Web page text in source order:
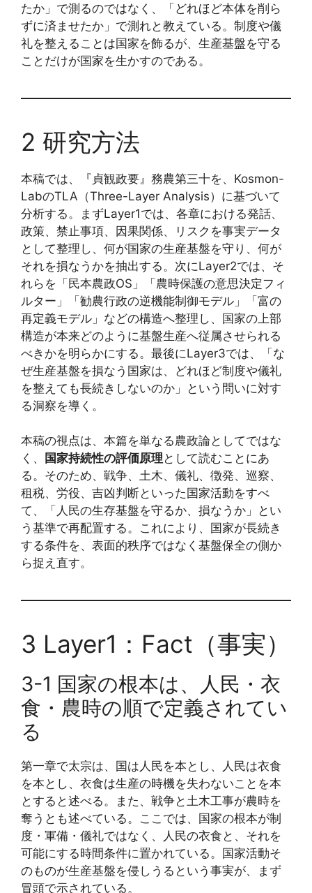
たか」で測るのではなく、「どれほど本体を削ら
ずに済ませたか」で測れと教えている。制度や儀
礼を整えることは国家を飾るが、生産基盤を守る
ことだけが国家を生かすのである。
2 研究方法
本稿では、『貞観政要』務農第三十を、Kosmon-
LabのTLA（Three-Layer Analysis）に基づいて
分析する。まずLayer1では、各章における発話、
政策、禁止事項、因果関係、リスクを事実データ
として整理し、何が国家の生産基盤を守り、何が
それを損なうかを抽出する。次にLayer2では、そ
れらを「民本農政OS」「農時保護の意思決定フィ
ルター」「勧農行政の逆機能制御モデル」「富の
再定義モデル」などの構造へ整理し、国家の上部
構造が本来どのように基盤生産へ従属させられる
べきかを明らかにする。最後にLayer3では、「な
ぜ生産基盤を損なう国家は、どれほど制度や儀礼
を整えても長続きしないのか」という問いに対す
る洞察を導く。
本稿の視点は、本篇を単なる農政論としてではな
く、
国家持続性の評価原理 として読むことにあ
る。そのため、戦争、土木、儀礼、徴発、巡察、
租税、労役、吉凶判断といった国家活動をすべ
て、「人民の生存基盤を守るか、損なうか」とい
う基準で再配置する。これにより、国家が長続き
する条件を、表面的秩序ではなく基盤保全の側か
ら捉え直す。
3 Layer1：Fact（事実）
3-1 国家の根本は、人民・衣
食・農時の順で定義されてい
る
第一章で太宗は、国は人民を本とし、人民は衣食
を本とし、衣食は生産の時機を失わないことを本
とすると述べる。また、戦争と土木工事が農時を
奪うとも述べている。ここでは、国家の根本が制
度・軍備・儀礼ではなく、人民の衣食と、それを
可能にする時間条件に置かれている。国家活動そ
のものが生産基盤を侵しうるという事実が、まず
冒頭で示されている。